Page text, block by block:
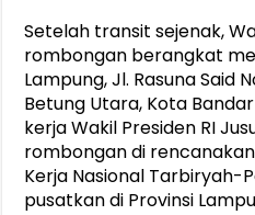
Setelah transit sejenak,
rombongan berangkat
Lampung, Jl. Rasuna Said
Betung Utara, Kota
kerja Wakil Presiden RI
rombongan di
Kerja Nasional Tarbiryah-
pusatkan di Provinsi